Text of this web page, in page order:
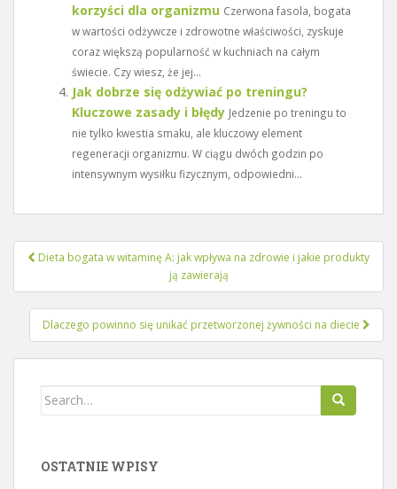
korzyści dla organizmu Czerwona fasola, bogata
w wartości odżywcze i zdrowotne właściwości, zyskuje
coraz większą popularność w kuchniach na całym
świecie. Czy wiesz, że jej...
Jak dobrze się odżywiać po treningu?
Kluczowe zasady i błędy Jedzenie po treningu to
nie tylko kwestia smaku, ale kluczowy element
regeneracji organizmu. W ciągu dwóch godzin po
intensywnym wysiłku fizycznym, odpowiedni...
Nawigacja
Dieta bogata w witaminę A: jak wpływa na zdrowie i jakie produkty
ją zawierają
Dlaczego powinno się unikać przetworzonej żywności na diecie
Search
OSTATNIE WPISY